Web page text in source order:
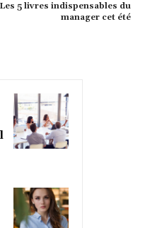
Les 5 livres indispensables du
manager cet été